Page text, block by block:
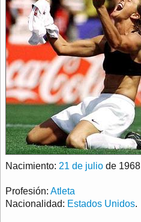
Nacimiento: 21 de julio de 1968
Profesión: Atleta
Nacionalidad: Estados Unidos.